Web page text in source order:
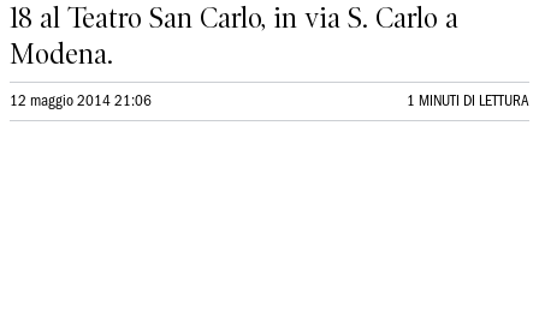
18 al Teatro San Carlo, in via S. Carlo a
Modena.
12 maggio 2014 21:06 1 MINUTI DI LETTURA